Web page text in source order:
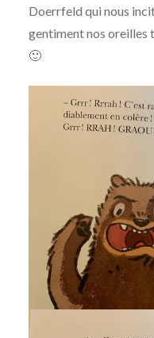
Doerrfeld qui nous
gentiment nos
🙂